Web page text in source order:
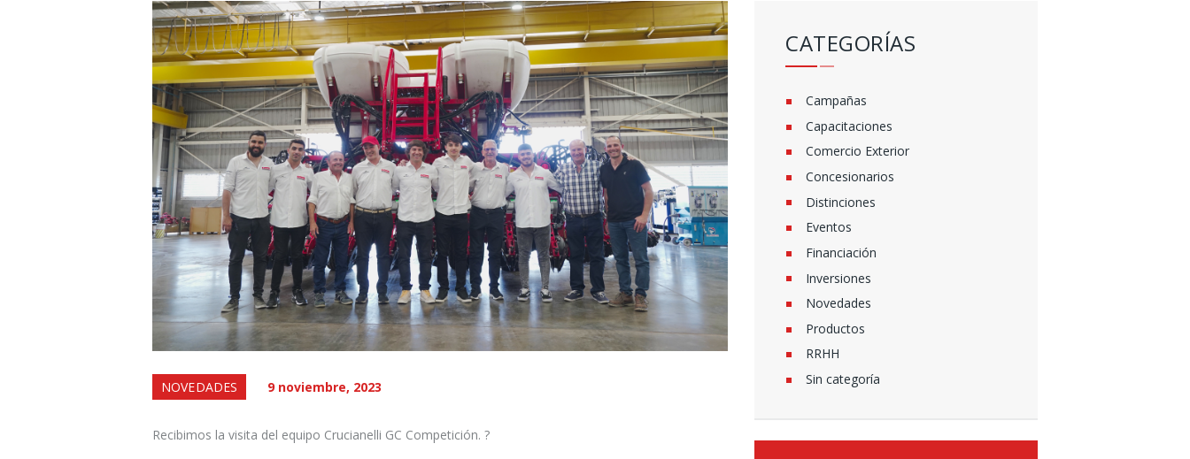
NOVEDADES 9 noviembre, 2023
Recibimos la visita del equipo Crucianelli GC Competición. ?
CATEGORÍAS
Campañas
Capacitaciones
Comercio Exterior
Concesionarios
Distinciones
Eventos
Financiación
Inversiones
Novedades
Productos
RRHH
Sin categoría